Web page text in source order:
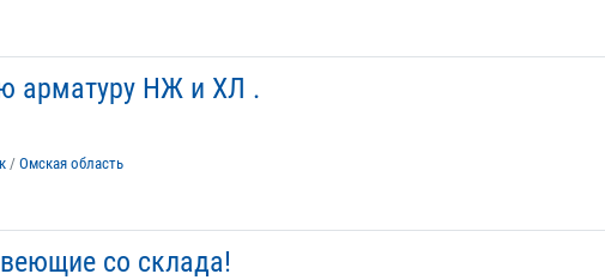
арматуру НЖ и ХЛ .
/ Омская область
со склада!